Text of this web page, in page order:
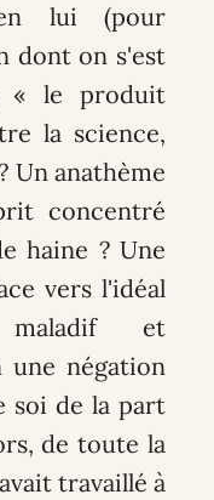
lui (pour
dont on s'est
« le produit
la science,
Un anathème
concentré
haine ? Une
vers l'idéal
maladif et
une négation
soi de la part
de toute la
travaillé à